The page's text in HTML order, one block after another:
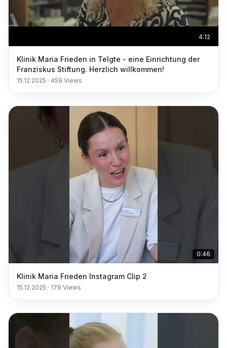
4:12
Klinik Maria Frieden in Telgte - eine Einrichtung der
Franziskus Stiftung. Herzlich willkommen!
15.12.2025 · 459 Views
0:46
Klinik Maria Frieden Instagram Clip 2
15.12.2025 · 179 Views